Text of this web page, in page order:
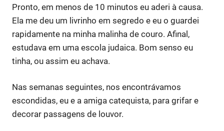
Pronto, em menos de 10 minutos eu aderi à causa.
Ela me deu um livrinho em segredo e eu o guardei
rapidamente na minha malinha de couro. Afinal,
estudava em uma escola judaica. Bom senso eu
tinha, ou assim eu achava.
Nas semanas seguintes, nos encontrávamos
escondidas, eu e a amiga catequista, para grifar e
decorar passagens de louvor.